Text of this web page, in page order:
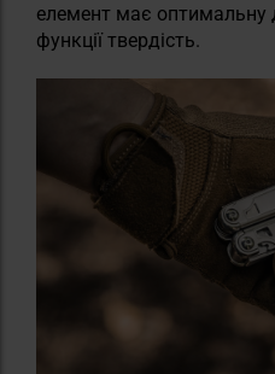
елемент має оптимальну
функції твердість.